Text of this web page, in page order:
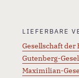
LIEFERBARE
Gesellschaft der
Gutenberg-
Maximilian-